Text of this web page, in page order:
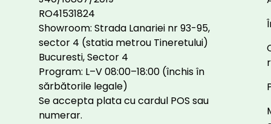
RO41531824
Showroom: Strada Lanariei nr 93-95,
sector 4 (statia metrou Tineretului)
Bucuresti, Sector 4
Program: L–V 08:00–18:00 (închis în
sărbătorile legale)
Se accepta plata cu cardul POS sau
numerar.